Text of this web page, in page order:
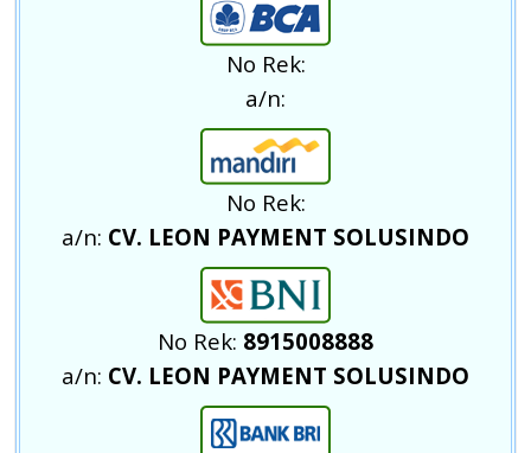
No Rek:
a/n:
No Rek:
a/n: CV. LEON PAYMENT SOLUSINDO
No Rek: 8915008888
a/n: CV. LEON PAYMENT SOLUSINDO